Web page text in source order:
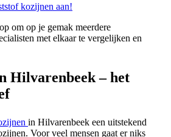
kozijnen aan!
om op je gemak meerdere
met elkaar te vergelijken en
Hilvarenbeek – het
in Hilvarenbeek een uitstekend
Voor veel mensen gaat er niks